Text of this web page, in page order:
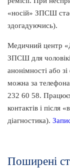
«носій» ЗПСШ
здогадуючись).
Медичний центр
ЗПСШ для
анонімності або
можна за
232 60 58.
контактів і після
діагностика).
Поширені